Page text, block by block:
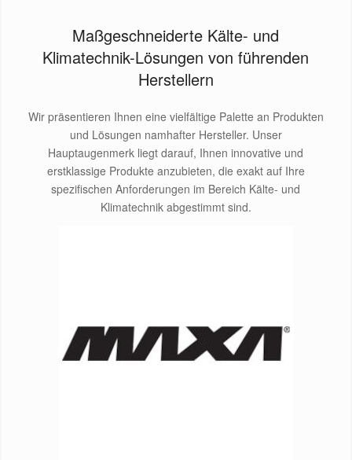
Maßgeschneiderte Kälte- und
Klimatechnik-Lösungen von führenden
Herstellern
Wir präsentieren Ihnen eine vielfältige Palette an Produkten
und Lösungen namhafter Hersteller. Unser
Hauptaugenmerk liegt darauf, Ihnen innovative und
erstklassige Produkte anzubieten, die exakt auf Ihre
spezifischen Anforderungen im Bereich Kälte- und
Klimatechnik abgestimmt sind.